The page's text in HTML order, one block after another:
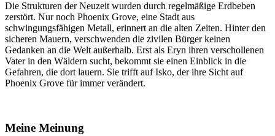
Die Strukturen der Neuzeit wurden durch regelmäßige Erdbeben
zerstört. Nur noch Phoenix Grove, eine Stadt aus
schwingungsfähigen Metall, erinnert an die alten Zeiten. Hinter den
sicheren Mauern, verschwenden die zivilen Bürger keinen
Gedanken an die Welt außerhalb. Erst als Eryn ihren verschollenen
Vater in den Wäldern sucht, bekommt sie einen Einblick in die
Gefahren, die dort lauern. Sie trifft auf Isko, der ihre Sicht auf
Phoenix Grove für immer verändert.
Meine Meinung